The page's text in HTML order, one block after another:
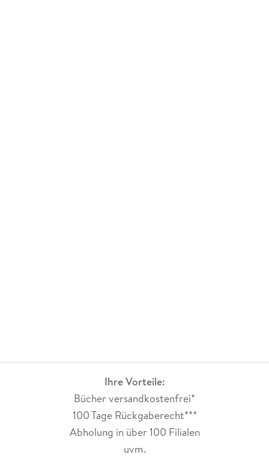
Ihre Vorteile:
Bücher versandkostenfrei*
100 Tage Rückgaberecht***
Abholung in über 100 Filialen
uvm.